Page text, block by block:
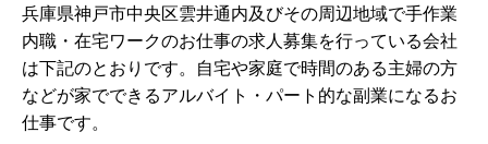
兵庫県神戸市中央区雲井通内及びその周辺地域で手作業
内職・在宅ワークのお仕事の求人募集を行っている会社
は下記のとおりです。自宅や家庭で時間のある主婦の方
などが家でできるアルバイト・パート的な副業になるお
仕事です。